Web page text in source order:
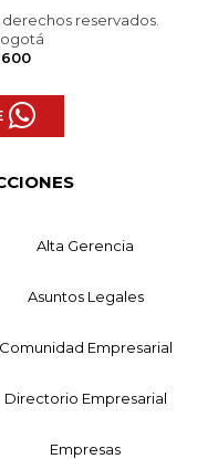
derechos reservados.
Alta Gerencia
Asuntos Legales
Comunidad Empresarial
Directorio Empresarial
Empresas